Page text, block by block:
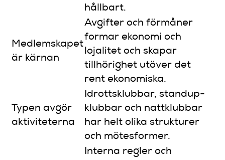
hållbart.
Medlemskapet
är kärnan
Avgifter och förmåner
formar ekonomi och
lojalitet och skapar
tillhörighet utöver det
rent ekonomiska.
Typen avgör
aktiviteterna
Idrottsklubbar, standup-
klubbar och nattklubbar
har helt olika strukturer
och mötesformer.
Interna regler och